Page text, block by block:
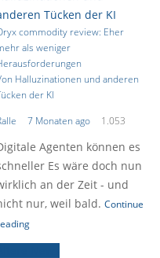
commodity review: Eher
als weniger
Halluzinationen und anderen
der KI
7 Monaten ago 1.053
Agenten können es
Es wäre doch nun
an der Zeit - und
nur, weil bald. Continue